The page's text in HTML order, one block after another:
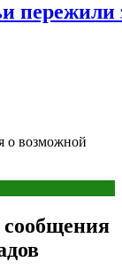
о возможной
сообщения